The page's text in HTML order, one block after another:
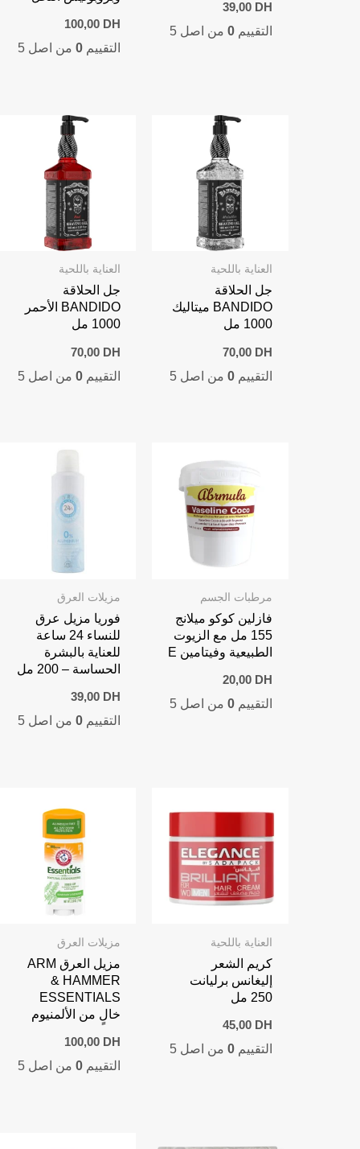
39,00 DH
التقييم 0من اصل 5 100,00 DH
التقييم0 من اصل 5
العناية باللحية
جل الحلاقة
BANDIDO ميتاليك
1000 مل
70,00 DH
التقييم 0من اصل 5
العناية باللحية
جل الحلاقة
BANDIDO الأحمر
1000 مل
70,00 DH
التقييم0 من اصل 5
مرطبات الجسم
فازلين كوكو ميلانج
155 مل مع الزيوت
الطبيعية وفيتامين E
20,00 DH
التقييم 0من اصل 5
مزيلات العرق
فوريا مزيل عرق
للنساء 24 ساعة
للعناية بالبشرة
الحساسة – 200 مل
39,00 DH
التقييم0 من اصل 5
العناية باللحية
كريم الشعر
إليغانس برليانت
250 مل
45,00 DH
التقييم 0من اصل 5
مزيلات العرق
مزيل العرق ARM
& HAMMER
ESSENTIALS
خالٍ من الألمنيوم
100,00 DH
التقييم0 من اصل 5